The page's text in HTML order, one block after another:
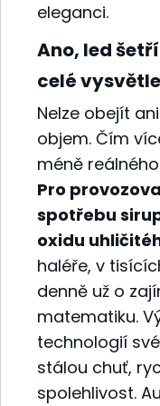
eleganci.
Ano, led
celé
Nelze obejít
objem. Čím
méně
Pro
spotřebu
oxidu
haléře, v
denně už o
matematiku.
technologií
stálou chuť,
spolehlivost.